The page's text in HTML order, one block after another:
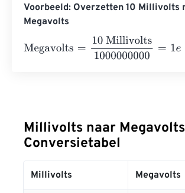
Voorbeeld: Overzetten 10 Millivolts
Megavolts
Megavolts
10 Millivolts1000000000
Millivolts naar Megavolts
Conversietabel
Millivolts Megavolts